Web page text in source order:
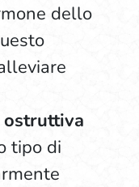
dello
tipo di